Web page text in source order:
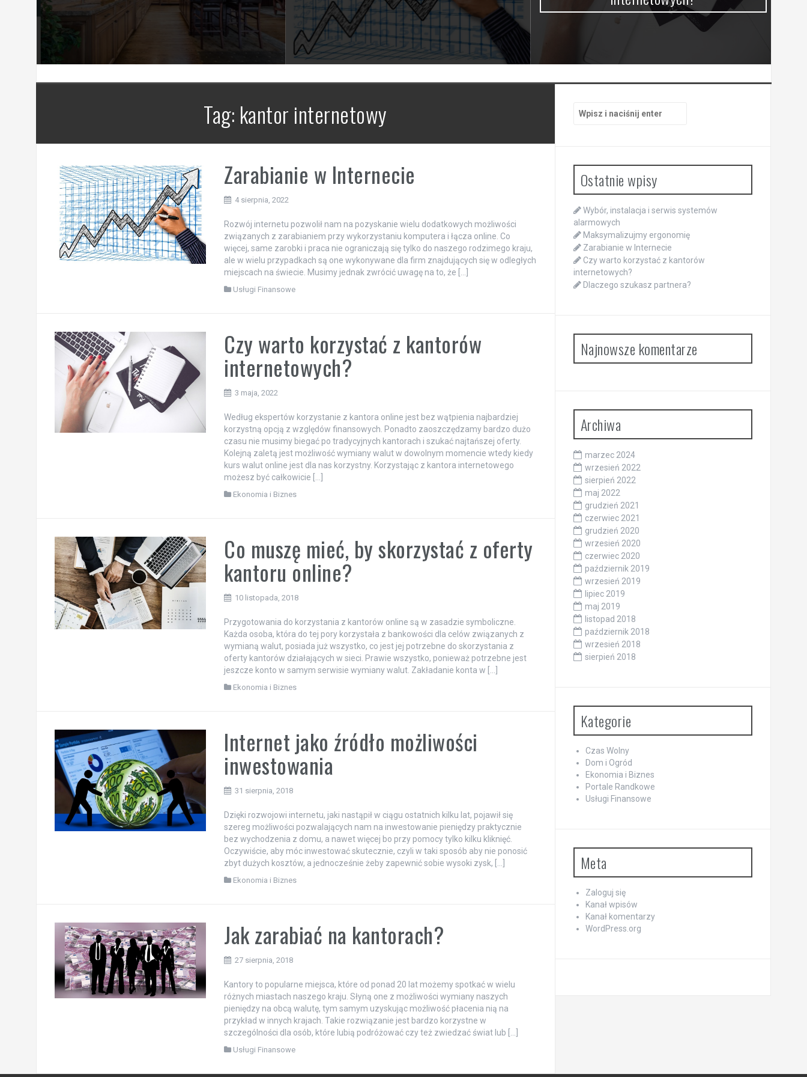
Tag: kantor internetowy
Zarabianie w Internecie
4 sierpnia, 2022
Rozwój internetu pozwolił nam na pozyskanie wielu dodatkowych możliwości
związanych z zarabianiem przy wykorzystaniu komputera i łącza online. Co
więcej, same zarobki i praca nie ograniczają się tylko do naszego rodzimego kraju,
ale w wielu przypadkach są one wykonywane dla firm znajdujących się w odległych
miejscach na świecie. Musimy jednak zwrócić uwagę na to, że […]
Usługi Finansowe
Czy warto korzystać z kantorów
internetowych?
3 maja, 2022
Według ekspertów korzystanie z kantora online jest bez wątpienia najbardziej
korzystną opcją z względów finansowych. Ponadto zaoszczędzamy bardzo dużo
czasu nie musimy biegać po tradycyjnych kantorach i szukać najtańszej oferty.
Kolejną zaletą jest możliwość wymiany walut w dowolnym momencie wtedy kiedy
kurs walut online jest dla nas korzystny. Korzystając z kantora internetowego
możesz być całkowicie […]
Ekonomia i Biznes
Co muszę mieć, by skorzystać z oferty
kantoru online?
10 listopada, 2018
Przygotowania do korzystania z kantorów online są w zasadzie symboliczne.
Każda osoba, która do tej pory korzystała z bankowości dla celów związanych z
wymianą walut, posiada już wszystko, co jest jej potrzebne do skorzystania z
oferty kantorów działających w sieci. Prawie wszystko, ponieważ potrzebne jest
jeszcze konto w samym serwisie wymiany walut. Zakładanie konta w […]
Ekonomia i Biznes
Internet jako źródło możliwości
inwestowania
31 sierpnia, 2018
Dzięki rozwojowi internetu, jaki nastąpił w ciągu ostatnich kilku lat, pojawił się
szereg możliwości pozwalających nam na inwestowanie pieniędzy praktycznie
bez wychodzenia z domu, a nawet więcej bo przy pomocy tylko kilku kliknięć.
Oczywiście, aby móc inwestować skutecznie, czyli w taki sposób aby nie ponosić
zbyt dużych kosztów, a jednocześnie żeby zapewnić sobie wysoki zysk, […]
Ekonomia i Biznes
Jak zarabiać na kantorach?
27 sierpnia, 2018
Kantory to popularne miejsca, które od ponad 20 lat możemy spotkać w wielu
różnych miastach naszego kraju. Słyną one z możliwości wymiany naszych
pieniędzy na obcą walutę, tym samym uzyskując możliwość płacenia nią na
przykład w innych krajach. Takie rozwiązanie jest bardzo korzystne w
szczególności dla osób, które lubią podróżować czy też zwiedzać świat lub […]
Usługi Finansowe
Ostatnie wpisy
Wybór, instalacja i serwis systemów
alarmowych
Maksymalizujmy ergonomię
Zarabianie w Internecie
Czy warto korzystać z kantorów
internetowych?
Dlaczego szukasz partnera?
Najnowsze komentarze
Archiwa
marzec 2024
wrzesień 2022
sierpień 2022
maj 2022
grudzień 2021
czerwiec 2021
grudzień 2020
wrzesień 2020
czerwiec 2020
październik 2019
wrzesień 2019
lipiec 2019
maj 2019
listopad 2018
październik 2018
wrzesień 2018
sierpień 2018
Kategorie
Czas Wolny
Dom i Ogród
Ekonomia i Biznes
Portale Randkowe
Usługi Finansowe
Meta
Zaloguj się
Kanał wpisów
Kanał komentarzy
WordPress.org